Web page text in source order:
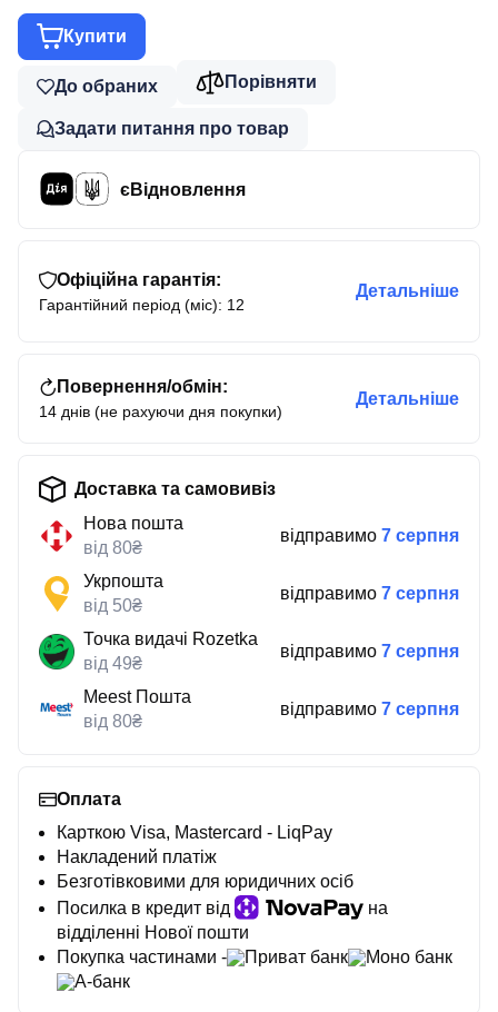
Купити
До обраних Порівняти
Задати питання про товар
єВідновлення
Офіційна гарантія:
Гарантійний період (міс): 12
Детальніше
Повернення/обмін:
14 днів (не рахуючи дня покупки)
Детальніше
Доставка та самовивіз
Нова пошта
від 80₴
відправимо 7 серпня
Укрпошта
від 50₴
відправимо 7 серпня
Точка видачі Rozetka
від 49₴
відправимо 7 серпня
Meest Пошта
від 80₴
відправимо 7 серпня
Оплата
Карткою Visa, Mastercard - LiqPay
Накладений платіж
Безготівковими для юридичних осіб
Посилка в кредит від
на
відділенні Нової пошти
Покупка частинами -
Приват банк
Моно банк
А-банк